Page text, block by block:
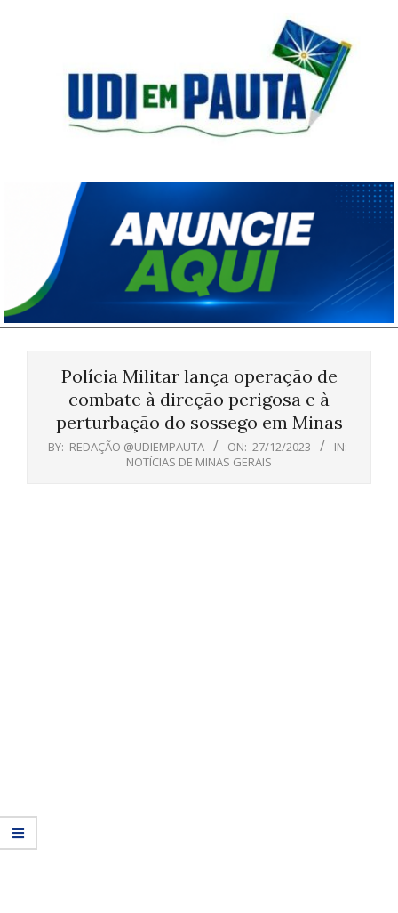
Pauta
Polícia Militar lança operação de
combate à direção perigosa e à
perturbação do sossego em Minas
BY: REDAÇÃO @UDIEMPAUTA ON: 27/12/2023
IN:
NOTÍCIAS DE MINAS GERAIS